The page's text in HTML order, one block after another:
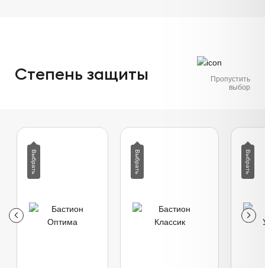
Степень защиты
Пропустить
выбор